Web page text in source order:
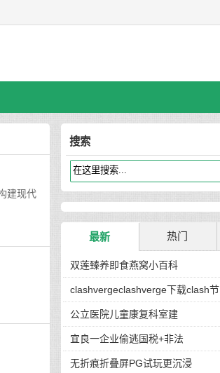
建现代
搜索
最新 热门
双莲臻养即食燕窝小百科
clashvergeclashverge下载clash节
公立医院儿童康复科室建
宜良一企业偷逃国税+非法
无折痕折叠屏PG试玩更沉浸